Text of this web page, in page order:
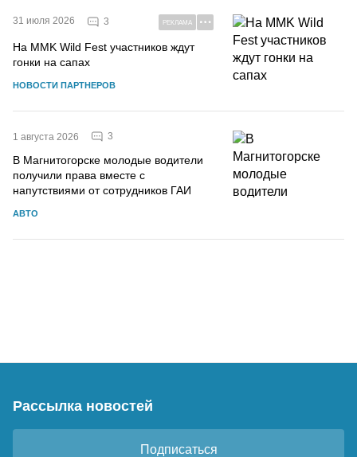
31 июля 2026 3 РЕКЛАМА
На MMK Wild Fest участников ждут
гонки на сапах
НОВОСТИ ПАРТНЕРОВ
1 августа 2026 3
В Магнитогорске молодые водители
получили права вместе с
напутствиями от сотрудников ГАИ
АВТО
Рассылка новостей
Подписаться